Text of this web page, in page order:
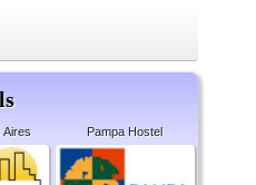
Aires Pampa Hostel